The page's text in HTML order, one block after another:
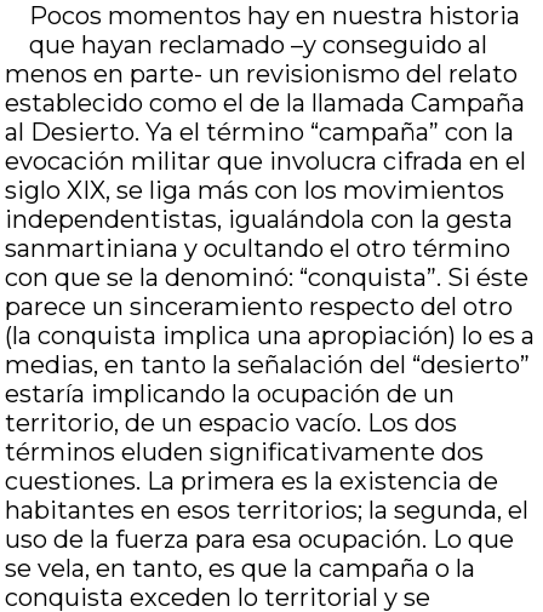
Pocos momentos hay en nuestra historia
que hayan reclamado –y conseguido al
menos en parte- un revisionismo del relato
establecido como el de la llamada Campaña
al Desierto. Ya el término “campaña” con la
evocación militar que involucra cifrada en el
siglo XIX, se liga más con los movimientos
independentistas, igualándola con la gesta
sanmartiniana y ocultando el otro término
con que se la denominó: “conquista”. Si éste
parece un sinceramiento respecto del otro
(la conquista implica una apropiación) lo es a
medias, en tanto la señalación del “desierto”
estaría implicando la ocupación de un
territorio, de un espacio vacío. Los dos
términos eluden significativamente dos
cuestiones. La primera es la existencia de
habitantes en esos territorios; la segunda, el
uso de la fuerza para esa ocupación. Lo que
se vela, en tanto, es que la campaña o la
conquista exceden lo territorial y se